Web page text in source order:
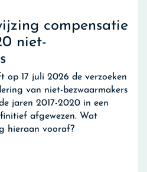
compensatie
niet-
op 17 juli 2026 de verzoeken
van niet-bezwaarmakers
jaren 2017-2020 in een
afgewezen. Wat
hieraan vooraf?